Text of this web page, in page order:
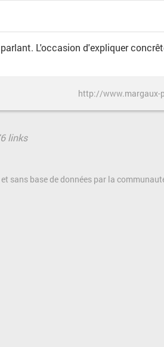
L'occasion d'expliquer
http://www.margaux-
links
sans base de données par la